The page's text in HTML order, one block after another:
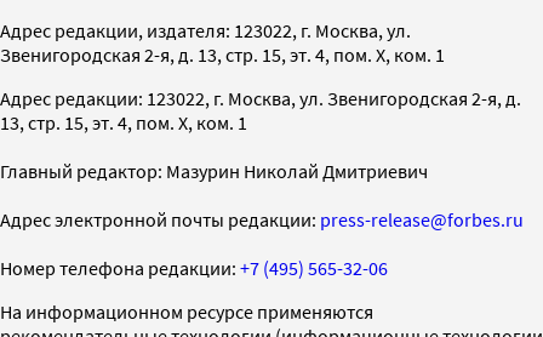
Адрес редакции, издателя: 123022, г. Москва, ул.
Звенигородская 2-я, д. 13, стр. 15, эт. 4, пом. X, ком. 1
Адрес редакции: 123022, г. Москва, ул. Звенигородская 2-я, д.
13, стр. 15, эт. 4, пом. X, ком. 1
Главный редактор: Мазурин Николай Дмитриевич
Адрес электронной почты редакции: press-release@forbes.ru
Номер телефона редакции: +7 (495) 565-32-06
На информационном ресурсе применяются